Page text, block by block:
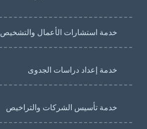
خدمة استشارات الأعمال والتشخيص
خدمة إعداد دراسات الجدوى
خدمة تأسيس الشركات والتراخيص